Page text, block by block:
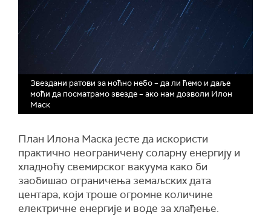
Звездани ратови за ноћно небо – да ли ћемо и даље
моћи да посматрамо звезде – ако нам дозволи Илон
Маск
План Илона Маска јесте да искористи
практично неограничену соларну енергију и
хладноћу свемирског вакуума како би
заобишао ограничења земаљских дата
центара, који троше огромне количине
електричне енергије и воде за хлађење.